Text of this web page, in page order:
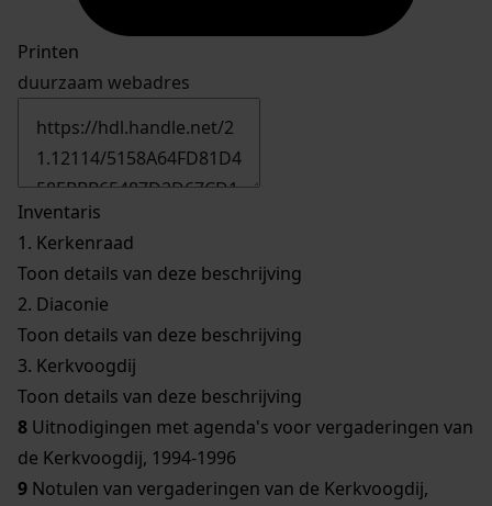
Printen
duurzaam webadres
Inventaris
1. Kerkenraad
Toon details van deze beschrijving
2. Diaconie
Toon details van deze beschrijving
3. Kerkvoogdij
Toon details van deze beschrijving
8 Uitnodigingen met agenda's voor vergaderingen van
de Kerkvoogdij, 1994-1996
9 Notulen van vergaderingen van de Kerkvoogdij,